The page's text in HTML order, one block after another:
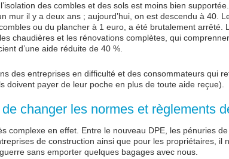
des combles et des sols est moins bien
mur il y a deux ans ; aujourd’hui, on est descendu à 40.
ou du plancher à 1 euro, a été brutalement arrêté.
chaudières et les rénovations complètes, qui
d’une aide réduite de 40 %.
des entreprises en difficulté et des consommateurs qui
doivent payer de leur poche en plus de toute aide reçue).
changer les normes et règlements
complexe en effet. Entre le nouveau DPE, les pénuries
de construction ainsi que pour les propriétaires, il
sans emporter quelques bagages avec nous.